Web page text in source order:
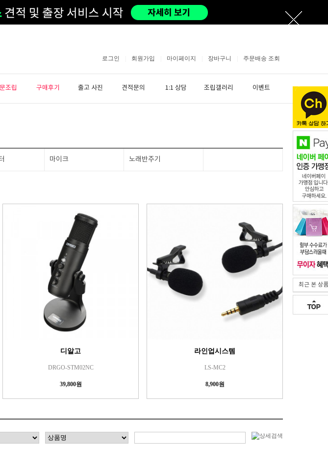
로그인 회원가입 마이페이지 장바구니 주문배송 조회
조립 구매후기 출고 사진 견적문의 1:1 상담 조립갤러리 이벤트
마이크 노래반주기
디알고
DRGO-STM02NC
39,800원
라인업시스템
LS-MC2
8,900원
최근 본 상품